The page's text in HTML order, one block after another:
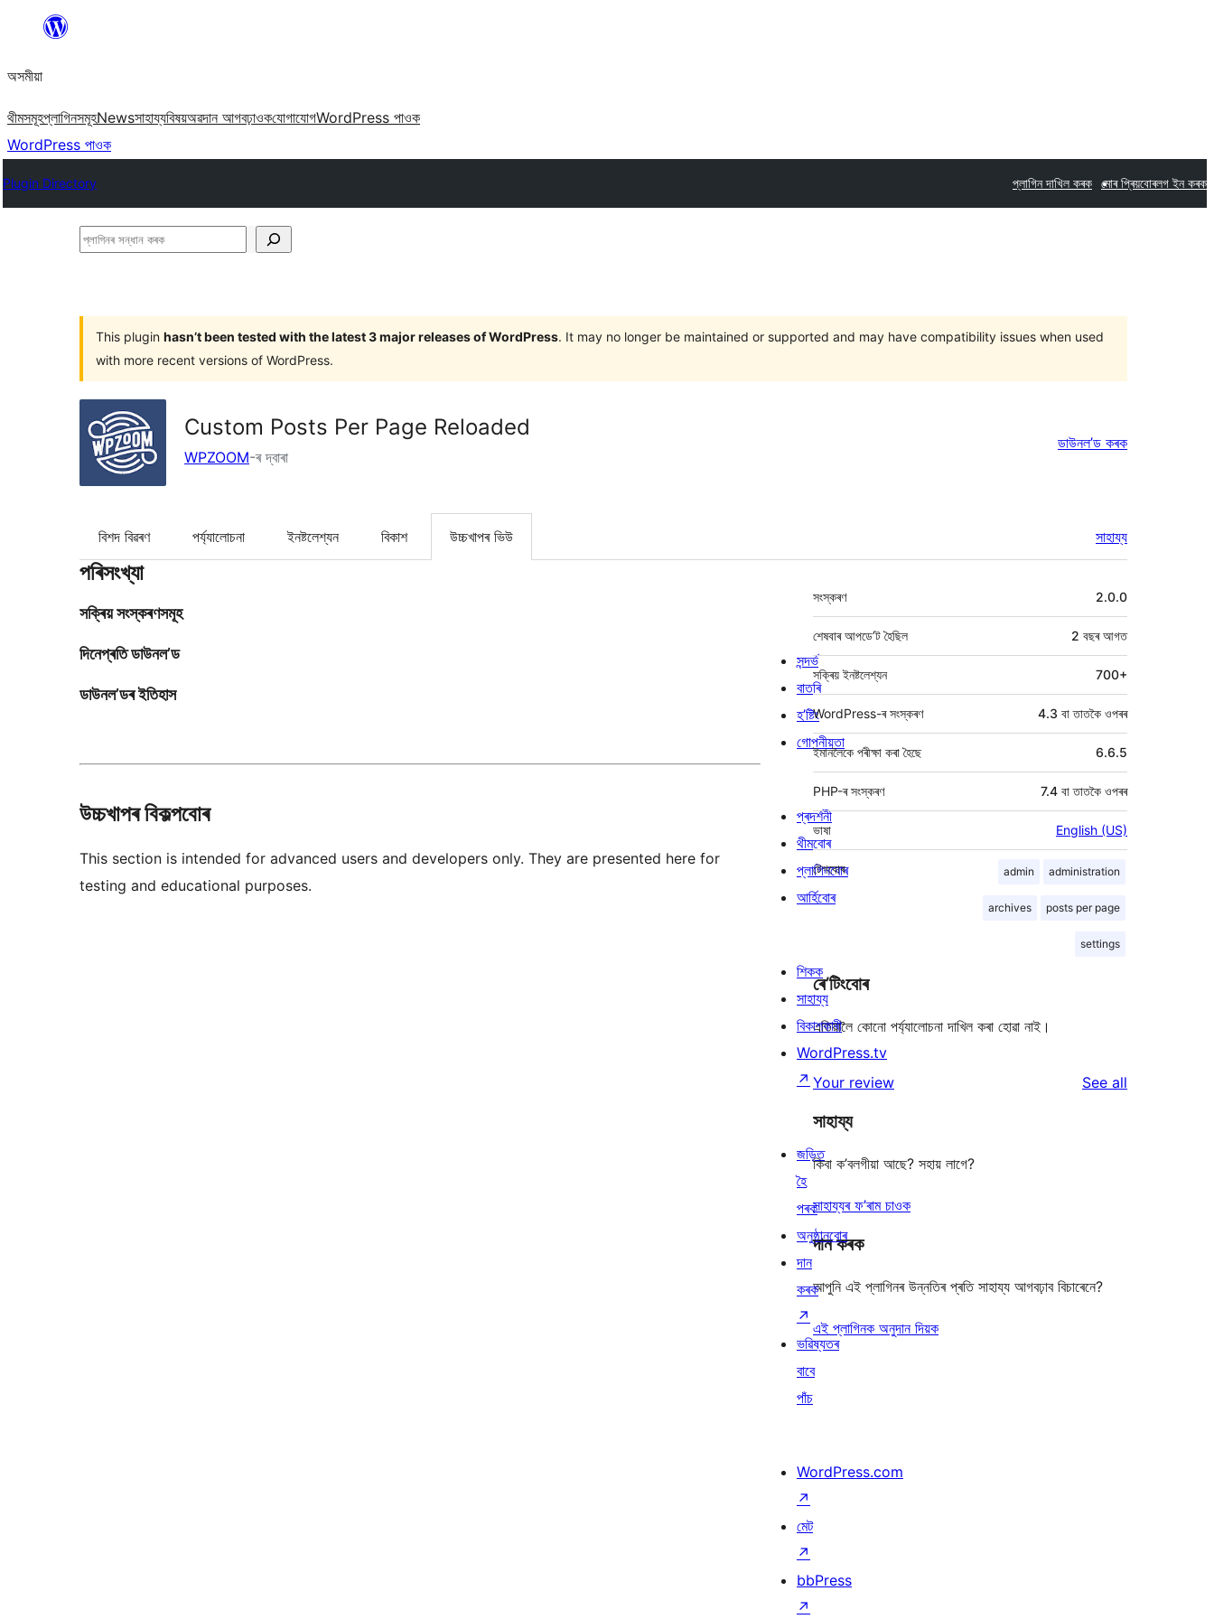
বিষয়বস্তুলৈ
যাওক
অসমীয়া
থীমসমূহপ্লাগিনসমূহNewsসাহায্যবিষয়অৱদান আগবঢ়াওকযোগাযোগWordPress পাওক
WordPress পাওক
Plugin Directory প্লাগিন দাখিল কৰক মোৰ প্ৰিয়বোৰলগ ইন কৰক
প্লাগিনৰ
This plugin hasn’t been tested with the latest 3 major releases of WordPress. It may no longer be maintained or supported and may have compatibility issues when used
with more recent versions of WordPress.
Custom Posts Per Page Reloaded
WPZOOM-ৰ দ্বাৰা
ডাউনল’ড কৰক
বিশদ বিৱৰণ পৰ্য্যালোচনা ইনষ্টলেশ্যন বিকাশ উচ্চখাপৰ ভিউ সাহায্য
পৰিসংখ্যা
সক্ৰিয় সংস্কৰণসমূহ
দিনেপ্ৰতি ডাউনল’ড
ডাউনল’ডৰ ইতিহাস
উচ্চখাপৰ বিকল্পবোৰ
This section is intended for advanced users and developers only. They are presented here for
testing and educational purposes.
মেটা 2.0.0
সংস্কৰণ
2 বছৰআগত
শেষবাৰ আপডে’ট হৈছিল
সক্ৰিয় ইনষ্টলেশ্যন 700+
WordPress-ৰ সংস্কৰণ 4.3 বা তাতকৈ ওপৰৰ
ইমানলৈকে পৰীক্ষা কৰা হৈছে 6.6.5
PHP-ৰ সংস্কৰণ 7.4 বা তাতকৈ ওপৰৰ
ভাষা English (US)
admin administration
archives posts per page
settings
টেগবোৰ
ৰে’টিংবোৰ
এতিয়ালৈ কোনো পৰ্য্যালোচনা দাখিল কৰা হোৱা নাই।
Your review See all
সাহায্য
কিবা ক’বলগীয়া আছে? সহায় লাগে?
সাহায্যৰ ফ’ৰাম চাওক
দান কৰক
আপুনি এই প্লাগিনৰ উন্নতিৰ প্ৰতি সাহায্য আগবঢ়াব বিচাৰেনে?
এই প্লাগিনক অনুদান দিয়ক
সন্দৰ্ভ
বাতৰি
হ’ষ্টিং
গোপনীয়তা
প্ৰদৰ্শনী
থীমবোৰ
প্লাগিনবোৰ
আৰ্হিবোৰ
শিকক
সাহায্য
বিকাশকাৰী
WordPress.tv
↗
জড়িত
হৈ
পৰক
অনুষ্ঠানবোৰ
দান
কৰক
↗
ভৱিষ্যতৰ
বাবে
পাঁচ
WordPress.com
↗
মেট
↗
bbPress
↗